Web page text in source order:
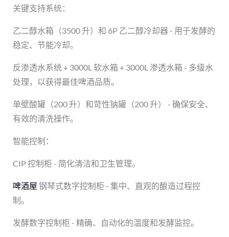
关键支持系统：
乙二醇水箱（3500 升）和 6P 乙二醇冷却器 - 用于发酵的
稳定、节能冷却。
反渗透水系统 + 3000L 软水箱 + 3000L 渗透水箱 - 多级水
处理，以获得最佳啤酒品质。
单壁酸罐（200 升）和苛性钠罐（200 升） - 确保安全、
有效的清洗操作。
智能控制：
CIP 控制柜 - 简化清洁和卫生管理。
啤酒屋 钢琴式数字控制柜 - 集中、直观的酿造过程控
制。
发酵数字控制柜 - 精确、自动化的温度和发酵监控。